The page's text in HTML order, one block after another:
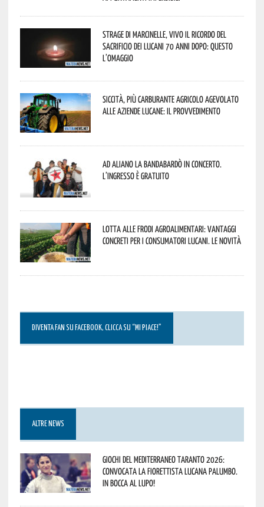
Strage di Marcinelle, vivo il ricordo del
sacrificio dei lucani 70 anni dopo: questo
l’omaggio
Siccità, più carburante agricolo agevolato
alle aziende lucane: il provvedimento
Ad Aliano la Bandabardò in concerto.
L’ingresso è gratuito
Lotta alle frodi agroalimentari: vantaggi
concreti per i consumatori lucani. Le novità
DIVENTA FAN SU FACEBOOK, CLICCA SU “MI PIACE!”
ALTRE NEWS
Giochi del Mediterraneo Taranto 2026:
convocata la fiorettista lucana Palumbo.
In bocca al lupo!